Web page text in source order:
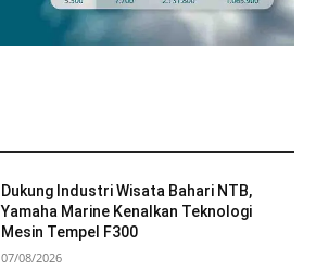
Dukung Industri Wisata Bahari NTB,
Yamaha Marine Kenalkan Teknologi
Mesin Tempel F300
07/08/2026